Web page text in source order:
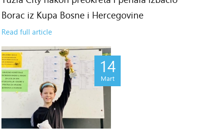
Borac iz Kupa Bosne i Hercegovine
Read full article
14
Mart